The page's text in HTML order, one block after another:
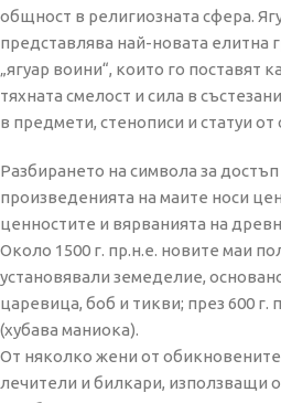
общност в религиозната сфера.
представлява най-новата елитна
„ягуар воини“, които го поставят
тяхната смелост и сила в
в предмети, стенописи и статуи от
Разбирането на символа за
произведенията на маите носи
ценностите и вярванията на
Около 1500 г. пр.н.е. новите маи
установявали земеделие,
царевица, боб и тикви; през 600 г.
(хубава маниока).
От няколко жени от
лечители и билкари, използващи